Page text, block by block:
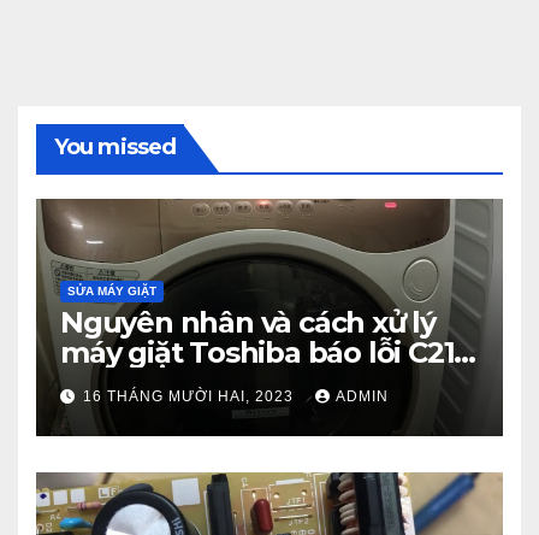
You missed
SỬA MÁY GIẶT
Nguyên nhân và cách xử lý
máy giặt Toshiba báo lỗi C21
từ A – Z
16 THÁNG MƯỜI HAI, 2023 ADMIN